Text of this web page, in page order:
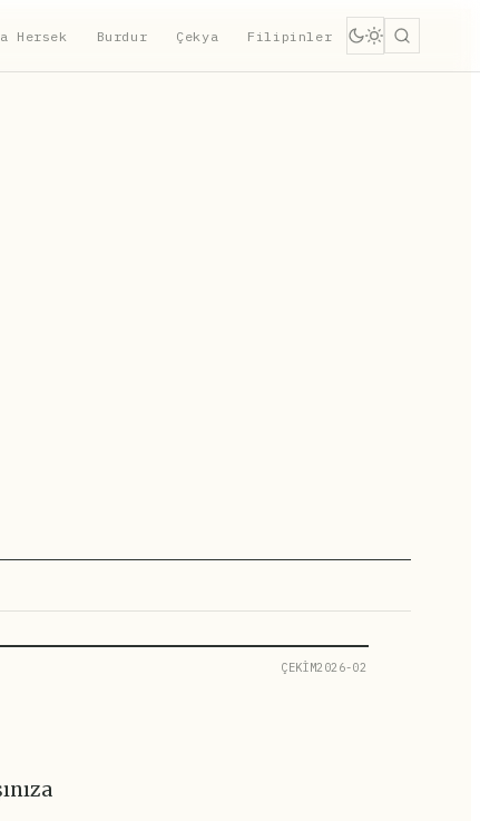
Hersek Burdur Çekya Filipinler
ÇEKİM2026-02